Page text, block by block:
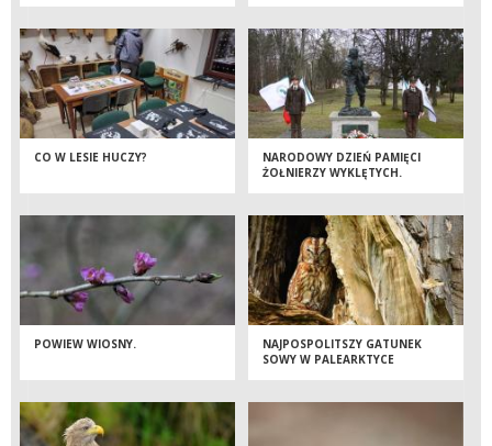
CO W LESIE HUCZY?
NARODOWY DZIEŃ PAMIĘCI
ŻOŁNIERZY WYKLĘTYCH.
POWIEW WIOSNY.
NAJPOSPOLITSZY GATUNEK
SOWY W PALEARKTYCE